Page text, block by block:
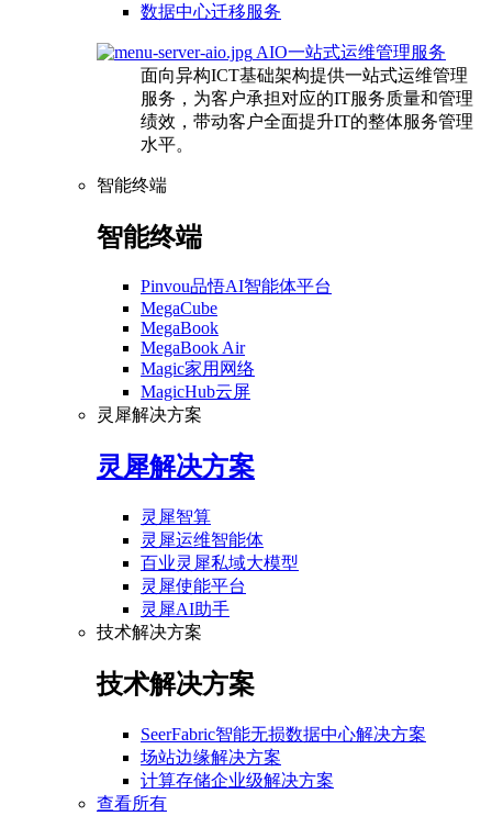
数据中心迁移服务
AIO一站式运维管理服务
面向异构ICT基础架构提供一站式运维管理
服务，为客户承担对应的IT服务质量和管理
绩效，带动客户全面提升IT的整体服务管理
水平。
智能终端
智能终端
Pinvou品悟AI智能体平台
MegaCube
MegaBook
MegaBook Air
Magic家用网络
MagicHub云屏
灵犀解决方案
灵犀解决方案
灵犀智算
灵犀运维智能体
百业灵犀私域大模型
灵犀使能平台
灵犀AI助手
技术解决方案
技术解决方案
SeerFabric智能无损数据中心解决方案
场站边缘解决方案
计算存储企业级解决方案
查看所有